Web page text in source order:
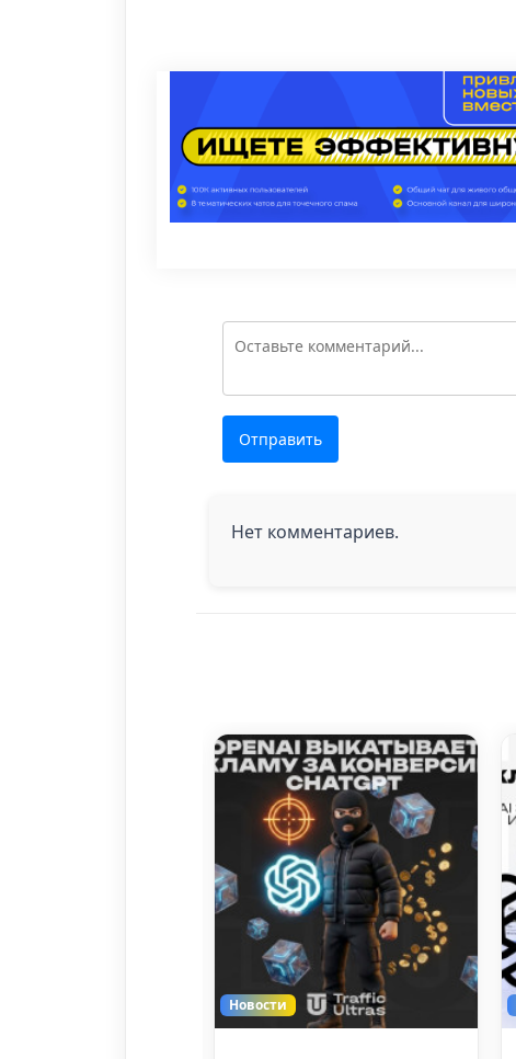
Отправить
Нет комментариев.
Новости